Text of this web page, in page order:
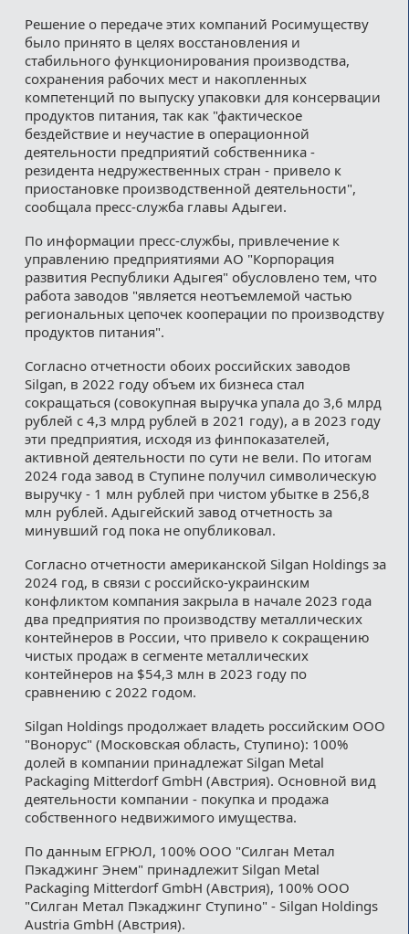
Решение о передаче этих компаний Росимуществу
было принято в целях восстановления и
стабильного функционирования производства,
сохранения рабочих мест и накопленных
компетенций по выпуску упаковки для консервации
продуктов питания, так как "фактическое
бездействие и неучастие в операционной
деятельности предприятий собственника -
резидента недружественных стран - привело к
приостановке производственной деятельности",
сообщала пресс-служба главы Адыгеи.
По информации пресс-службы, привлечение к
управлению предприятиями АО "Корпорация
развития Республики Адыгея" обусловлено тем, что
работа заводов "является неотъемлемой частью
региональных цепочек кооперации по производству
продуктов питания".
Согласно отчетности обоих российских заводов
Silgan, в 2022 году объем их бизнеса стал
сокращаться (совокупная выручка упала до 3,6 млрд
рублей с 4,3 млрд рублей в 2021 году), а в 2023 году
эти предприятия, исходя из финпоказателей,
активной деятельности по сути не вели. По итогам
2024 года завод в Ступине получил символическую
выручку - 1 млн рублей при чистом убытке в 256,8
млн рублей. Адыгейский завод отчетность за
минувший год пока не опубликовал.
Согласно отчетности американской Silgan Holdings за
2024 год, в связи с российско-украинским
конфликтом компания закрыла в начале 2023 года
два предприятия по производству металлических
контейнеров в России, что привело к сокращению
чистых продаж в сегменте металлических
контейнеров на $54,3 млн в 2023 году по
сравнению с 2022 годом.
Silgan Holdings продолжает владеть российским ООО
"Вонорус" (Московская область, Ступино): 100%
долей в компании принадлежат Silgan Metal
Packaging Mitterdorf GmbH (Австрия). Основной вид
деятельности компании - покупка и продажа
собственного недвижимого имущества.
По данным ЕГРЮЛ, 100% ООО "Силган Метал
Пэкаджинг Энем" принадлежит Silgan Metal
Packaging Mitterdorf GmbH (Австрия), 100% ООО
"Силган Метал Пэкаджинг Ступино" - Silgan Holdings
Austria GmbH (Австрия).